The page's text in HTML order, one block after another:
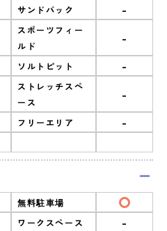
サンドバック -
スポーツフィー
ルド
-
ソルトピット -
ストレッチスペ
ース
-
フリーエリア -
無料駐車場
ワークスペース -